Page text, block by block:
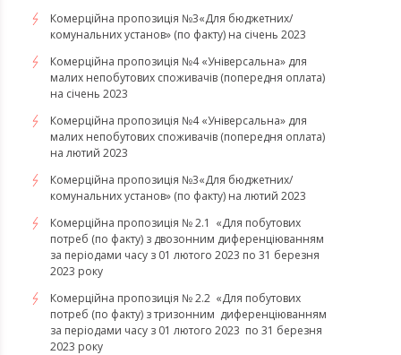
​​​​​​​Комерційна пропозиція №3«Для бюджетних/
комунальних установ» (по факту) на січень 2023
​​​​​​​Комерційна пропозиція №4 «Універсальна» для
малих непобутових споживачів (попередня оплата)
на січень 2023
​​​​​​​Комерційна пропозиція №4 «Універсальна» для
малих непобутових споживачів (попередня оплата)
на лютий 2023
Комерційна пропозиція №3«Для бюджетних/
комунальних установ» (по факту) на лютий 2023
Комерційна пропозиція № 2.1 «Для побутових
потреб (по факту) з двозонним диференціюванням
за періодами часу з 01 лютого 2023 по 31 березня
2023 року
Комерційна пропозиція № 2.2 «Для побутових
потреб (по факту) з тризонним диференціюванням
за періодами часу з 01 лютого 2023 по 31 березня
2023 року